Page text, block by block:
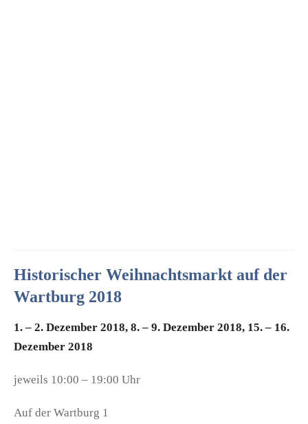
Historischer Weihnachtsmarkt auf der
Wartburg 2018
1. – 2. Dezember 2018, 8. – 9. Dezember 2018, 15. – 16.
Dezember 2018
jeweils 10:00 – 19:00 Uhr
Auf der Wartburg 1